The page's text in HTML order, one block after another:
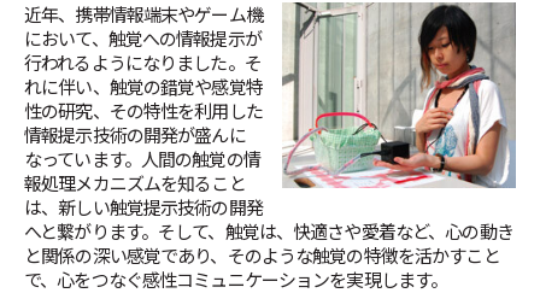
近年、携帯情報端末やゲーム機
において、触覚への情報提示が
行われるようになりました。そ
れに伴い、触覚の錯覚や感覚特
性の研究、その特性を利用した
情報提示技術の開発が盛んに
なっています。人間の触覚の情
報処理メカニズムを知ること
は、新しい触覚提示技術の開発
へと繋がります。そして、触覚は、快適さや愛着など、心の動き
と関係の深い感覚であり、そのような触覚の特徴を活かすこと
で、心をつなぐ感性コミュニケーションを実現します。